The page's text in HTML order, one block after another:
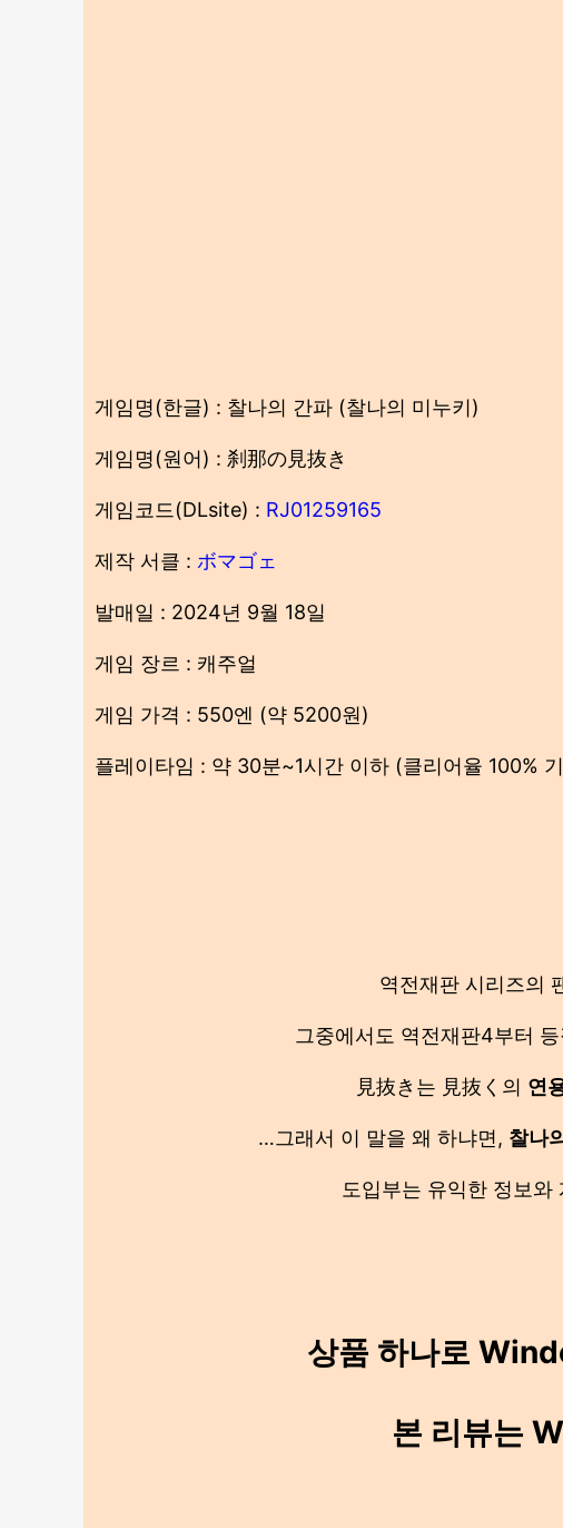
게임명(한글) : 찰나의 간파 (찰나의 미누키)
게임명(원어) : 刹那の見抜き
게임코드(DLsite) : RJ01259165
제작 서클 : ボマゴェ
발매일 : 2024년 9월 18일
게임 장르 : 캐주얼
게임 가격 : 550엔 (약 5200원)
플레이타임 : 약 30분~1시간 이하 (클리어율 100%
역전재판 시리즈의
그중에서도 역전재판4부터
見抜き는 見抜く의 연
…그래서 이 말을 왜 하냐면, 찰나
도입부는 유익한 정보와
상품 하나로
본 리뷰는